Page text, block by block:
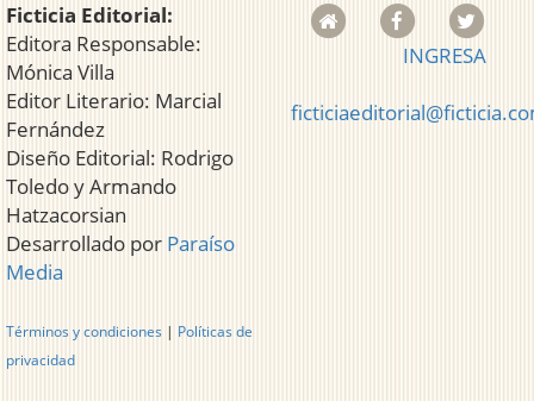
Ficticia Editorial:
Editora Responsable:
Mónica Villa
Editor Literario: Marcial
Fernández
Diseño Editorial: Rodrigo
Toledo y Armando
Hatzacorsian
Desarrollado por Paraíso
Media
Términos y condiciones | Políticas de
privacidad
INGRESA